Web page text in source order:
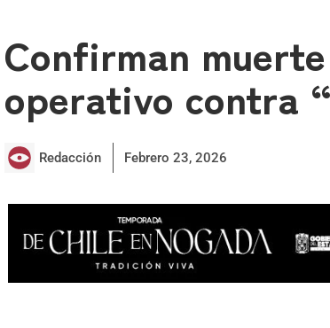
Confirman
operativo contra
Redacción Febrero 23, 2026